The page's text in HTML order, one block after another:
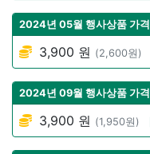
2024년 05월 행사상품 가격
3,900 원 (2,600원)
2024년 09월 행사상품 가격
3,900 원 (1,950원)